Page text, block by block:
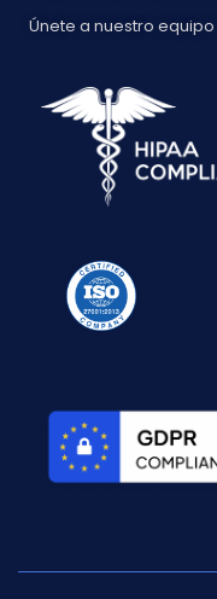
Únete a nuestro equipo